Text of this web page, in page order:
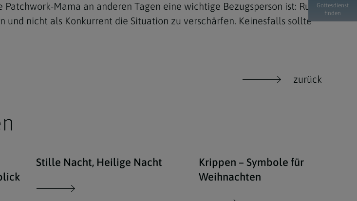
Gottesdienst
finden
Mama an anderen Tagen eine wichtige Bezugsperson ist: Rund
und nicht als Konkurrent die Situation zu verschärfen. Keinesfalls sollte
zurück
Stille Nacht, Heilige Nacht
Krippen – Symbole für
Weihnachten